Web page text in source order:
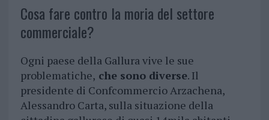
Cosa fare contro la moria del settore
commerciale?
Ogni paese della Gallura vive le sue
problematiche, che sono diverse. Il
presidente di Confcommercio Arzachena,
Alessandro Carta, sulla situazione della